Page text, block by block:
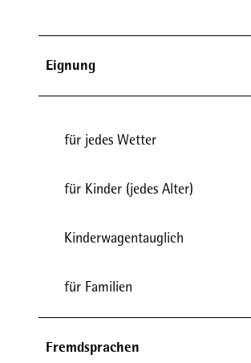
Eignung
für jedes Wetter
für Kinder (jedes Alter)
Kinderwagentauglich
für Familien
Fremdsprachen